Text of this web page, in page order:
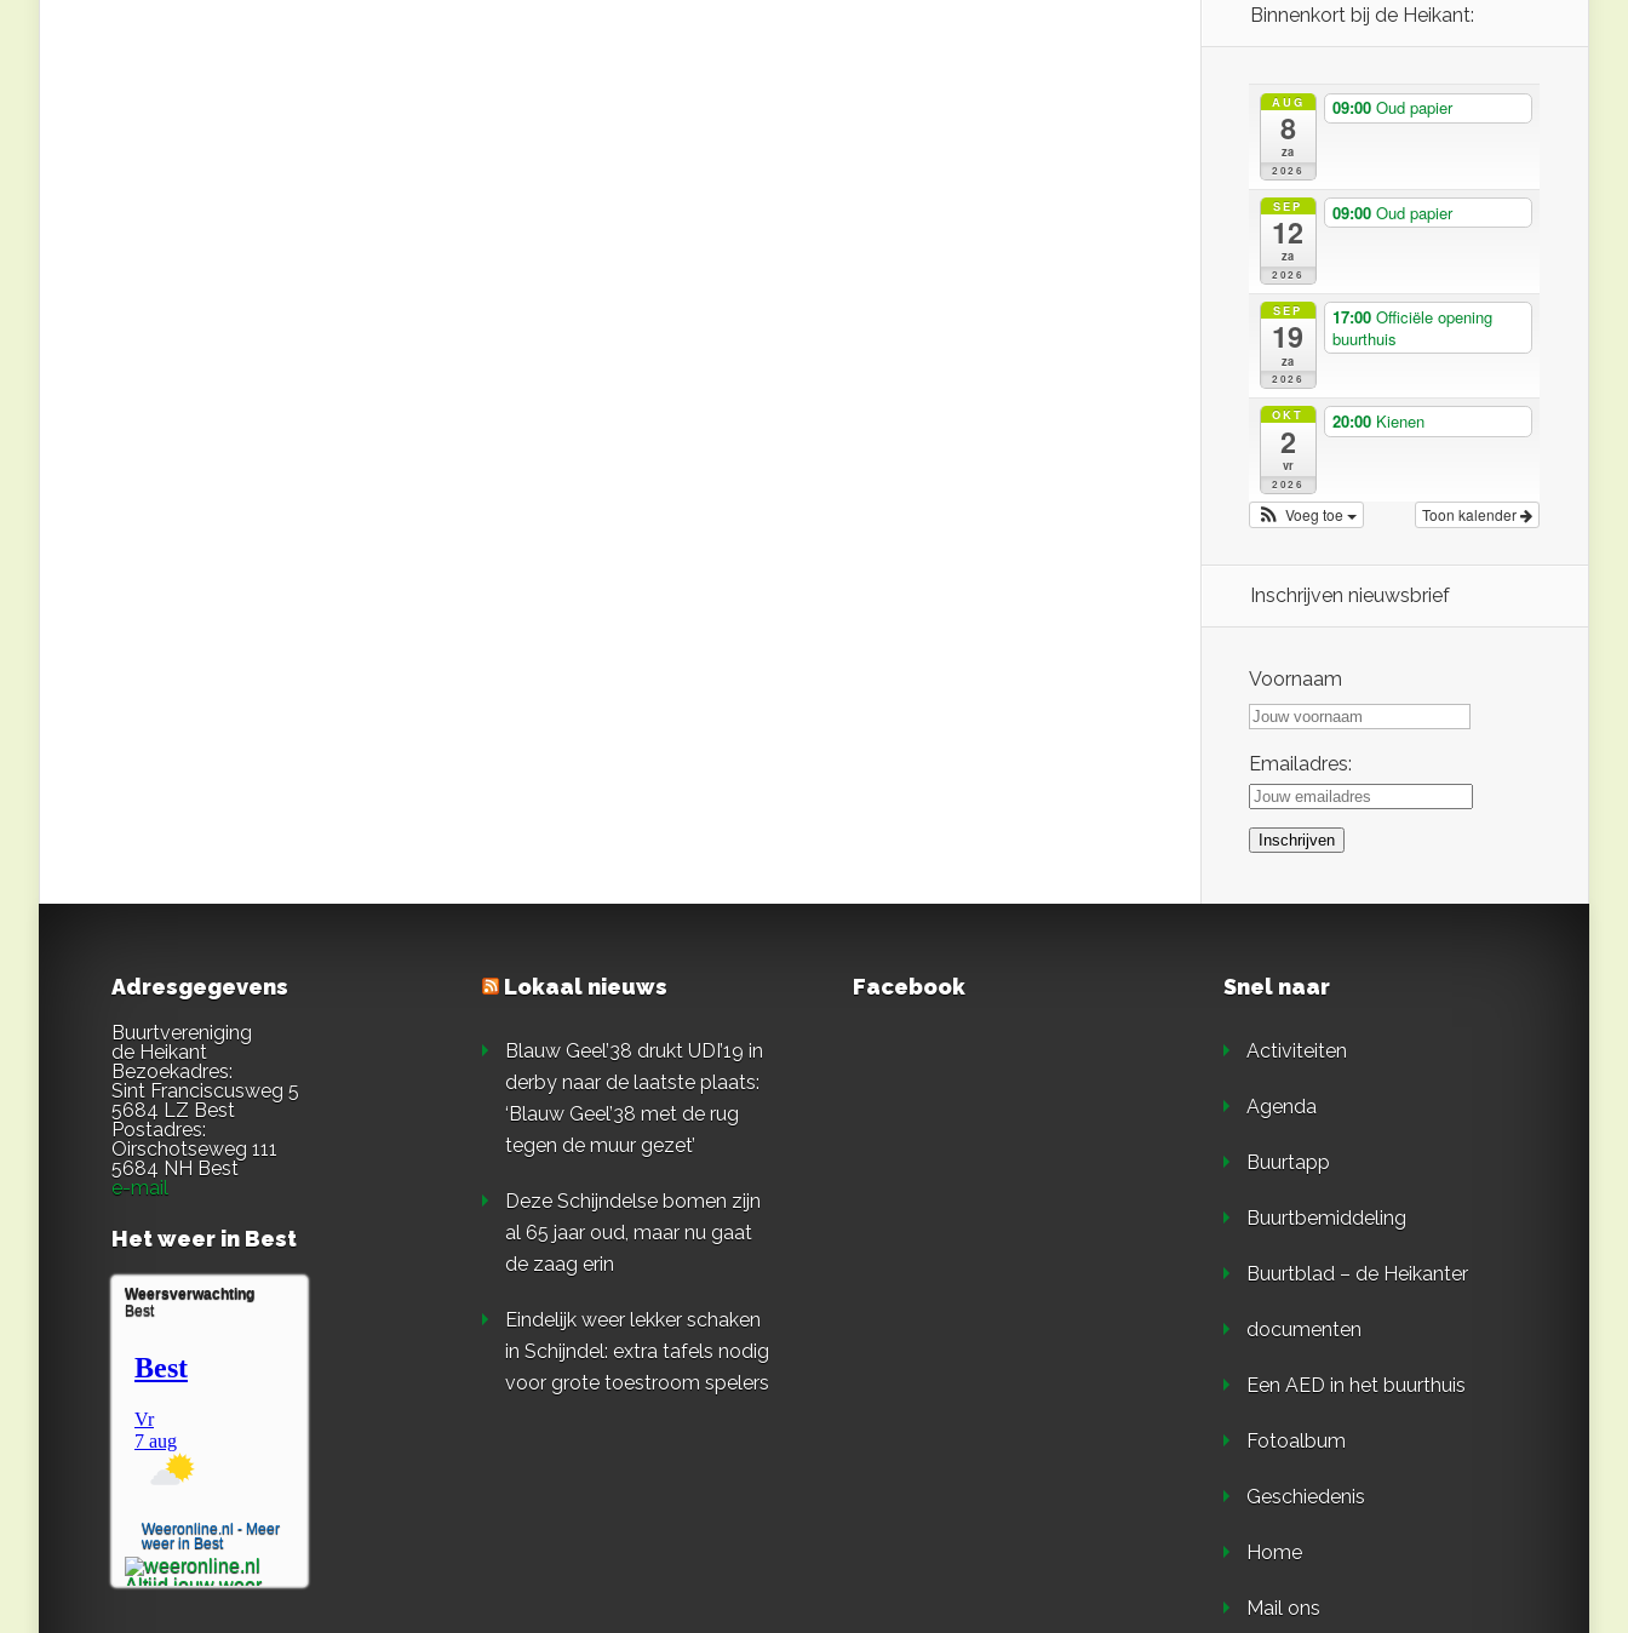
Binnenkort bij de Heikant:
AUG
8
za
2026
09:00 Oud papier
SEP
12
za
2026
09:00 Oud papier
SEP
19
za
2026
17:00 Officiële opening
buurthuis
OKT
2
vr
2026
20:00 Kienen
Toon kalender
Voeg toe
Inschrijven nieuwsbrief
Voornaam
Emailadres:
Adresgegevens
Buurtvereniging
de Heikant
Bezoekadres:
Sint Franciscusweg 5
5684 LZ Best
Postadres:
Oirschotseweg 111
5684 NH Best
e-mail
Het weer in Best
Weersverwachting
Best
Weeronline.nl - Meer
weer in Best
Lokaal nieuws
Blauw Geel’38 drukt UDI’19 in
derby naar de laatste plaats:
‘Blauw Geel’38 met de rug
tegen de muur gezet’
Deze Schijndelse bomen zijn
al 65 jaar oud, maar nu gaat
de zaag erin
Eindelijk weer lekker schaken
in Schijndel: extra tafels nodig
voor grote toestroom spelers
Facebook Snel naar
Activiteiten
Agenda
Buurtapp
Buurtbemiddeling
Buurtblad – de Heikanter
documenten
Een AED in het buurthuis
Fotoalbum
Geschiedenis
Home
Mail ons